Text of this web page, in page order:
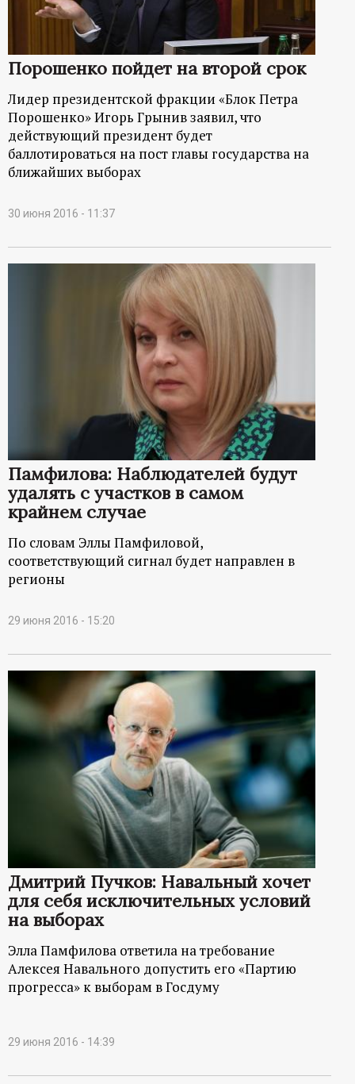
Порошенко пойдет на второй срок
Лидер президентской фракции «Блок Петра
Порошенко» Игорь Грынив заявил, что
действующий президент будет
баллотироваться на пост главы государства на
ближайших выборах
30 июня 2016 - 11:37
Памфилова: Наблюдателей будут
удалять с участков в самом
крайнем случае
По словам Эллы Памфиловой,
соответствующий сигнал будет направлен в
регионы
29 июня 2016 - 15:20
Дмитрий Пучков: Навальный хочет
для себя исключительных условий
на выборах
Элла Памфилова ответила на требование
Алексея Навального допустить его «Партию
прогресса» к выборам в Госдуму
29 июня 2016 - 14:39